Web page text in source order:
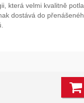
která velmi kvalitně
dostává do